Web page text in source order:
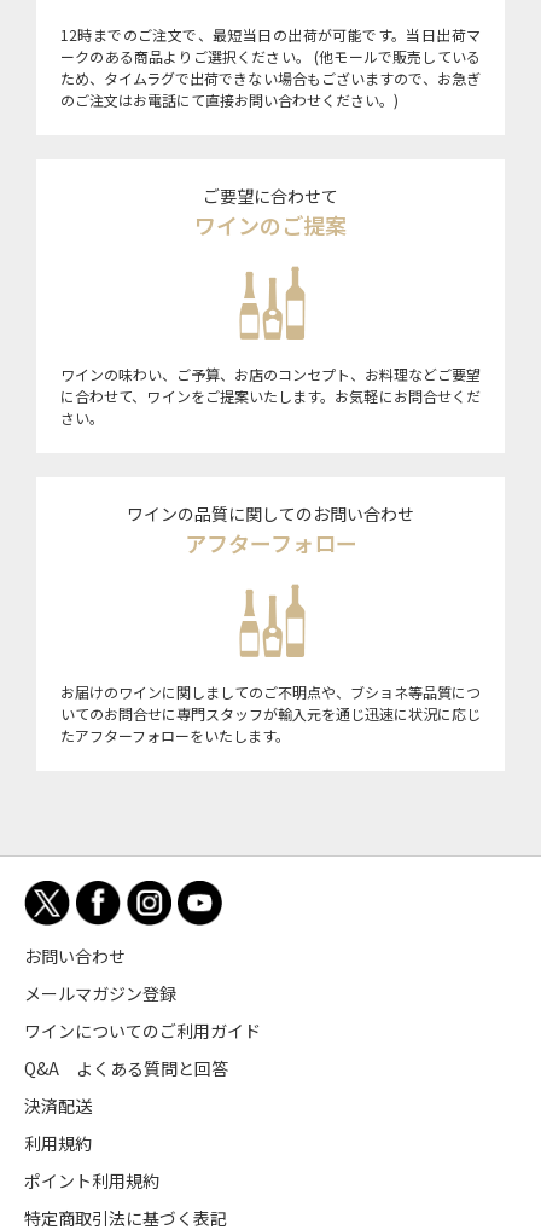
12時までのご注文で、最短当日の出荷が可能です。当日出荷マ
ークのある商品よりご選択ください。 (他モールで販売している
ため、タイムラグで出荷できない場合もございますので、お急ぎ
のご注文はお電話にて直接お問い合わせください。)
ご要望に合わせて
ワインのご提案
ワインの味わい、ご予算、お店のコンセプト、お料理などご要望
に合わせて、ワインをご提案いたします。お気軽にお問合せくだ
さい。
ワインの品質に関してのお問い合わせ
アフターフォロー
お届けのワインに関しましてのご不明点や、ブショネ等品質につ
いてのお問合せに専門スタッフが輸入元を通じ迅速に状況に応じ
たアフターフォローをいたします。
お問い合わせ
メールマガジン登録
ワインについてのご利用ガイド
Q&A よくある質問と回答
決済配送
利用規約
ポイント利用規約
特定商取引法に基づく表記